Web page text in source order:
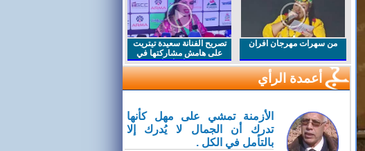
من سهرات مهرجان افران
تصريح الفنانة سعيدة تيتريت
على هامش مشاركتها في
مهرجان افران
أعمدة الرأي
الأزمنة تمشي على مهل كأنها
تدرك أن الجمال لا يُدرك إلا
بالتأمل في الكل .